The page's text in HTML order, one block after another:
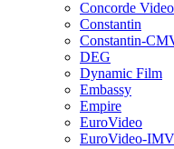
Concorde Video
Constantin
Constantin-
DEG
Dynamic Film
Embassy
Empire
EuroVideo
EuroVideo-IMV